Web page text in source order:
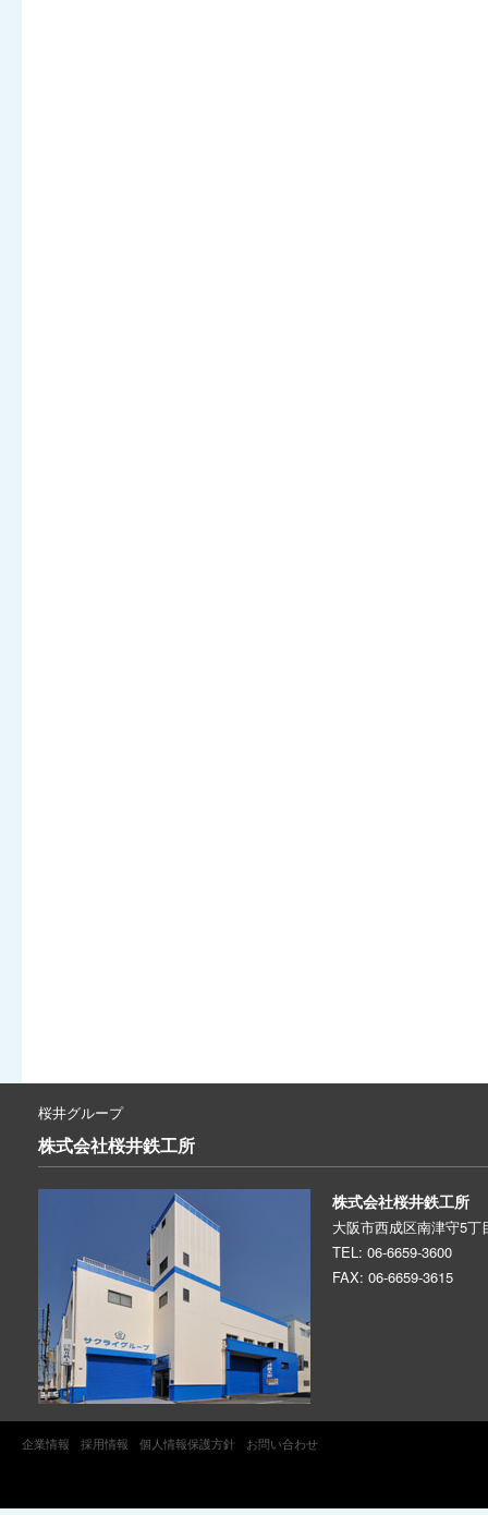
桜井グループ
株式会社桜井鉄工所
株式会社桜井鉄工所
大阪市西成区南津守5丁
TEL: 06-6659-3600
FAX: 06-6659-3615
企業情報 採用情報 個人情報保護方針 お問い合わせ